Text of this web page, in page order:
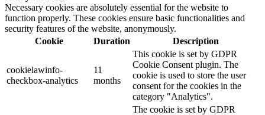
Necessary cookies are absolutely essential for the website to
function properly. These cookies ensure basic functionalities and
security features of the website, anonymously.
Cookie
Duration Description
cookielawinfo-
checkbox-analytics
11
months
This cookie is set by GDPR
Cookie Consent plugin. The
cookie is used to store the user
consent for the cookies in the
category "Analytics".
The cookie is set by GDPR